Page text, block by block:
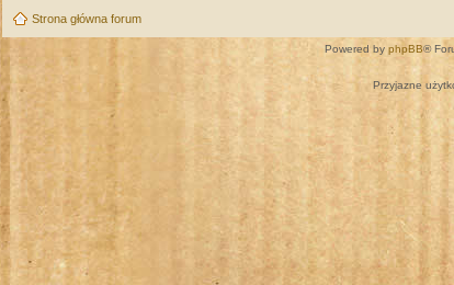
Strona główna forum
Powered by phpBB®
Przyjazne